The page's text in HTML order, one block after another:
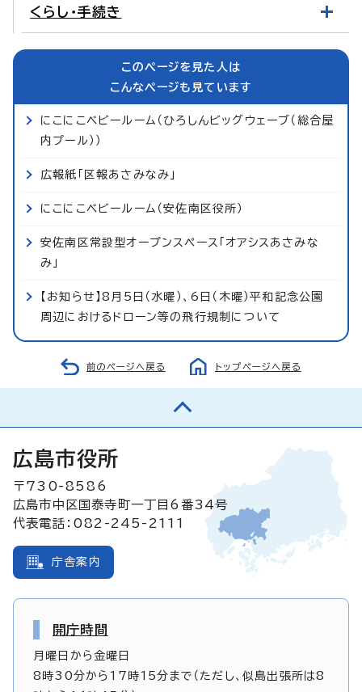
くらし・手続き
このページを見た人は
こんなページも見ています
にこにこベビールーム（ひろしんビッグウェーブ（総合屋
内プール））
広報紙「区報あさみなみ」
にこにこベビールーム（安佐南区役所）
安佐南区常設型オープンスペース「オアシスあさみな
み」
【お知らせ】8月5日（水曜）、6日（木曜）平和記念公園
周辺におけるドローン等の飛行規制について
前のページへ戻る トップページへ戻る
広島市役所
〒730-8586
広島市中区国泰寺町一丁目6番34号
代表電話：082-245-2111
庁舎案内
開庁時間
月曜日から金曜日
8時30分から17時15分まで（ただし、似島出張所は8